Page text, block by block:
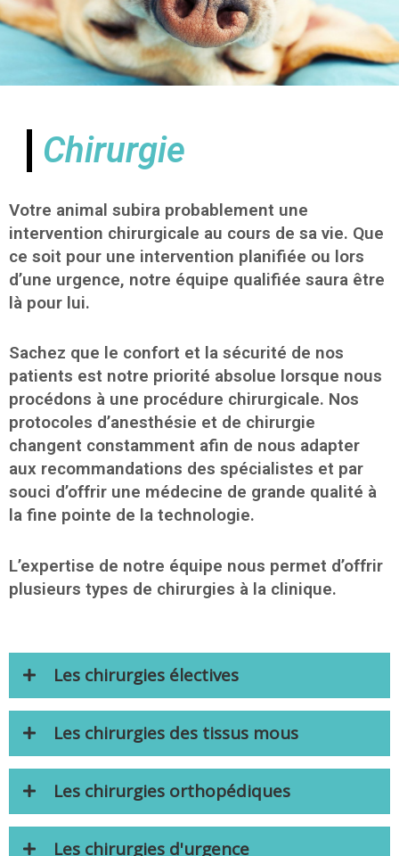
Chirurgie
Votre animal subira probablement une
intervention chirurgicale au cours de sa vie. Que
ce soit pour une intervention planifiée ou lors
d’une urgence, notre équipe qualifiée saura être
là pour lui.
Sachez que le confort et la sécurité de nos
patients est notre priorité absolue lorsque nous
procédons à une procédure chirurgicale. Nos
protocoles d’anesthésie et de chirurgie
changent constamment afin de nous adapter
aux recommandations des spécialistes et par
souci d’offrir une médecine de grande qualité à
la fine pointe de la technologie.
L’expertise de notre équipe nous permet d’offrir
plusieurs types de chirurgies à la clinique.
Les chirurgies électives
Les chirurgies des tissus mous
Les chirurgies orthopédiques
Les chirurgies d'urgence